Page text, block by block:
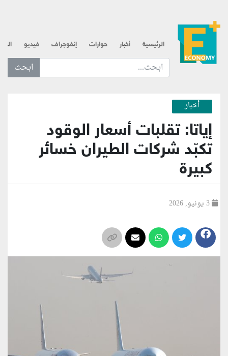
الرئيسية أخبار حوارات إنفوجراف فيديو
ابحث عن... :
أخبار
إياتا: تقلبات أسعار الوقود
تكبّد شركات الطيران خسائر
كبيرة